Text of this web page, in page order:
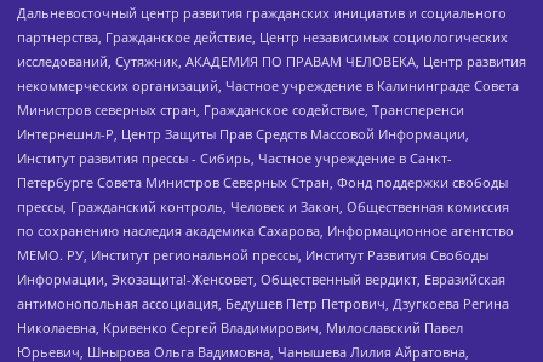
Дальневосточный центр развития гражданских инициатив и социального
партнерства, Гражданское действие, Центр независимых социологических
исследований, Сутяжник, АКАДЕМИЯ ПО ПРАВАМ ЧЕЛОВЕКА, Центр развития
некоммерческих организаций, Частное учреждение в Калининграде Совета
Министров северных стран, Гражданское содействие, Трансперенси
Интернешнл-Р, Центр Защиты Прав Средств Массовой Информации,
Институт развития прессы - Сибирь, Частное учреждение в Санкт-
Петербурге Совета Министров Северных Стран, Фонд поддержки свободы
прессы, Гражданский контроль, Человек и Закон, Общественная комиссия
по сохранению наследия академика Сахарова, Информационное агентство
МЕМО. РУ, Институт региональной прессы, Институт Развития Свободы
Информации, Экозащита!-Женсовет, Общественный вердикт, Евразийская
антимонопольная ассоциация, Бедушев Петр Петрович, Дзугкоева Регина
Николаевна, Кривенко Сергей Владимирович, Милославский Павел
Юрьевич, Шнырова Ольга Вадимовна, Чанышева Лилия Айратовна,